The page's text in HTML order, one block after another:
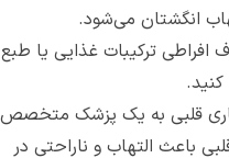
انگشتان می‌‌شود.
افراطی ترکیبات غذایی یا طبع
قلبی به یک پزشک متخصص
باعث التهاب و ناراحتی در